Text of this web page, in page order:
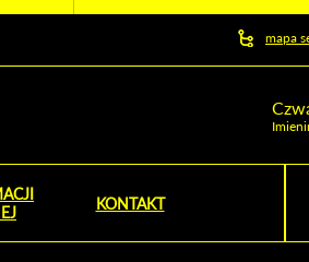
mapa
NOWYM OKNIEKONTAKT